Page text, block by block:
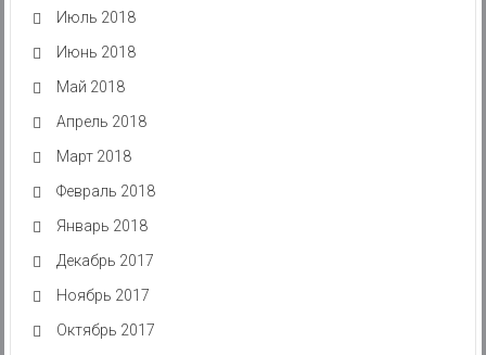
Июль 2018
Июнь 2018
Май 2018
Апрель 2018
Март 2018
Февраль 2018
Январь 2018
Декабрь 2017
Ноябрь 2017
Октябрь 2017